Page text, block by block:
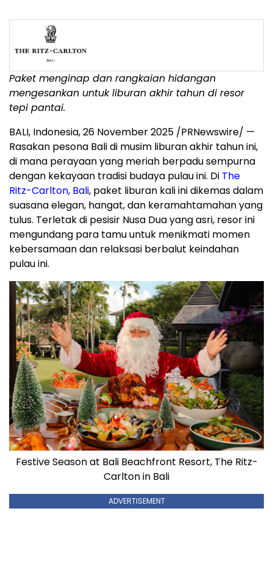
Paket menginap dan rangkaian hidangan
mengesankan untuk liburan akhir tahun di resor
tepi pantai.
BALI, Indonesia,26 November 2025 /PRNewswire/ —
Rasakan pesona Balidi musim liburan akhir tahun ini,
di mana perayaan yang meriah berpadu sempurna
dengan kekayaan tradisi budaya pulau ini. Di The
Ritz-Carlton, Bali, paket liburan kali ini dikemas dalam
suasana elegan, hangat, dan keramahtamahan yang
tulus. Terletak di pesisir Nusa Duayang asri, resor ini
mengundang para tamu untuk menikmati momen
kebersamaan dan relaksasi berbalut keindahan
pulau ini.
Festive Season at Bali Beachfront Resort, The Ritz-
Carlton in Bali
ADVERTISEMENT